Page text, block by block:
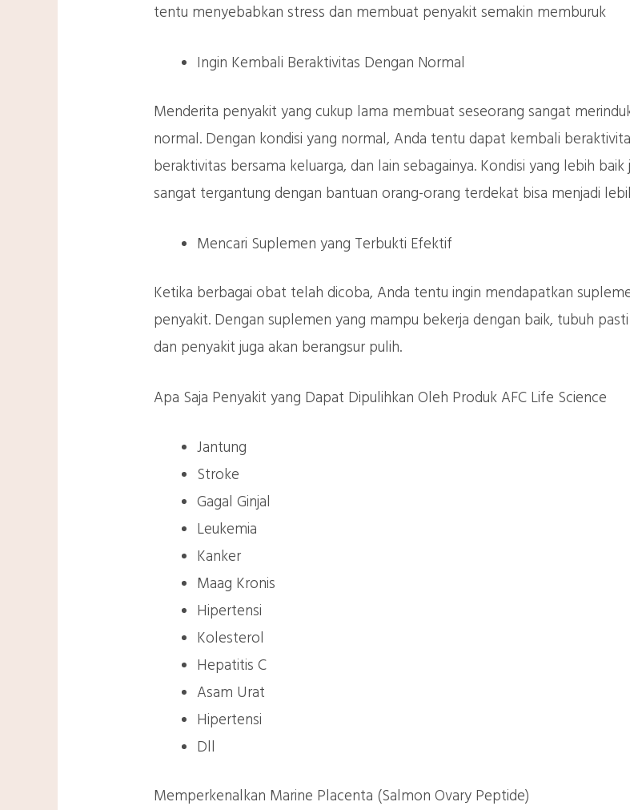
tentu menyebabkan stress dan membuat penyakit semakin memburuk
Ingin Kembali Beraktivitas Dengan Normal
Menderita penyakit yang cukup lama membuat seseorang sangat
normal. Dengan kondisi yang normal, Anda tentu dapat kembali
beraktivitas bersama keluarga, dan lain sebagainya. Kondisi yang lebih
sangat tergantung dengan bantuan orang-orang terdekat bisa menjadi
Mencari Suplemen yang Terbukti Efektif
Ketika berbagai obat telah dicoba, Anda tentu ingin mendapatkan
penyakit. Dengan suplemen yang mampu bekerja dengan baik, tubuh
dan penyakit juga akan berangsur pulih.
Apa Saja Penyakit yang Dapat Dipulihkan Oleh Produk AFC Life Science
Jantung
Stroke
Gagal Ginjal
Leukemia
Kanker
Maag Kronis
Hipertensi
Kolesterol
Hepatitis C
Asam Urat
Hipertensi
Dll
Memperkenalkan Marine Placenta (Salmon Ovary Peptide)